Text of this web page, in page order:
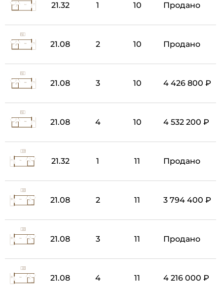
21.32 1 10 Продано
21.08 2 10 Продано
21.08 3 10 4 426 800 ₽
21.08 4 10 4 532 200 ₽
21.32 1 11 Продано
21.08 2 11 3 794 400 ₽
21.08 3 11 Продано
21.08 4 11 4 216 000 ₽